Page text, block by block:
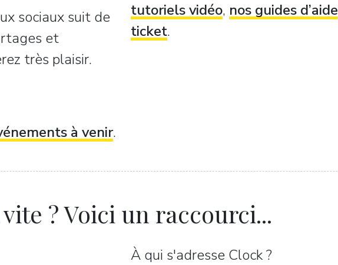
sociaux suit de
et
très plaisir.
à venir.
tutoriels vidéo, nos guides d’aide
ticket.
? Voici un raccourci...
À qui s'adresse Clock ?